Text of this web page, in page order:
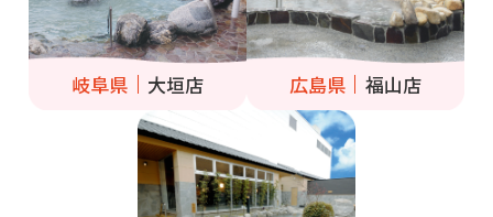
岐阜県 大垣店 広島県 福山店